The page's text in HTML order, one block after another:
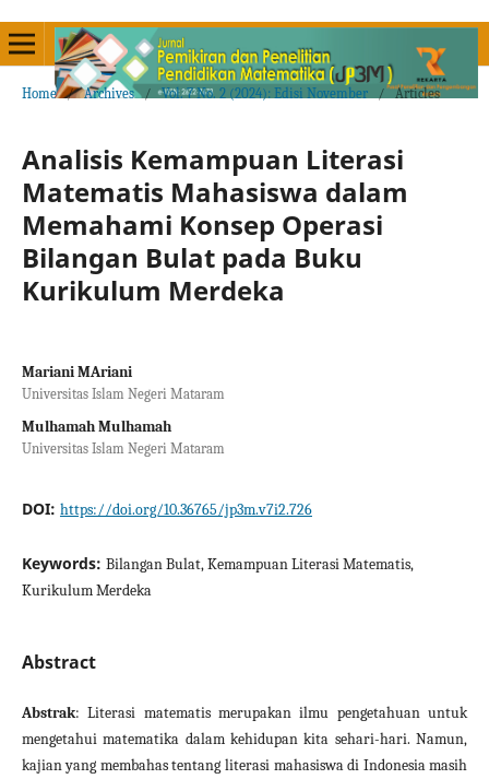
Home / Archives / Vol. 7 No. 2 (2024): Edisi November / Articles
Analisis Kemampuan Literasi
Matematis Mahasiswa dalam
Memahami Konsep Operasi
Bilangan Bulat pada Buku
Kurikulum Merdeka
Mariani MAriani
Universitas Islam Negeri Mataram
Mulhamah Mulhamah
Universitas Islam Negeri Mataram
DOI: https://doi.org/10.36765/jp3m.v7i2.726
Keywords: Bilangan Bulat, Kemampuan Literasi Matematis,
Kurikulum Merdeka
Abstract
Abstrak: Literasi matematis merupakan ilmu pengetahuan untuk
mengetahui matematika dalam kehidupan kita sehari-hari. Namun,
kajian yang membahas tentang literasi mahasiswa di Indonesia masih